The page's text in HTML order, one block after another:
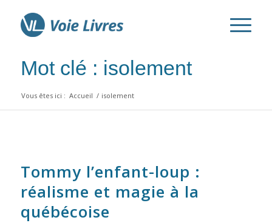
Mot clé : isolement
Vous êtes ici : Accueil / isolement
Tommy l’enfant-loup :
réalisme et magie à la
québécoise